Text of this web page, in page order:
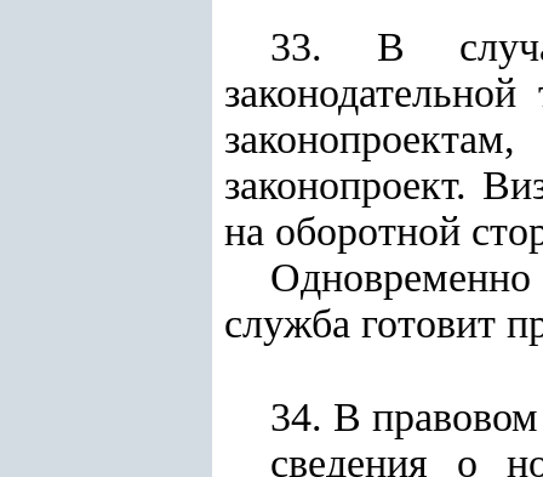
33. В случае
законопроект.
на оборотной
служба готовит
34. В
сведения о